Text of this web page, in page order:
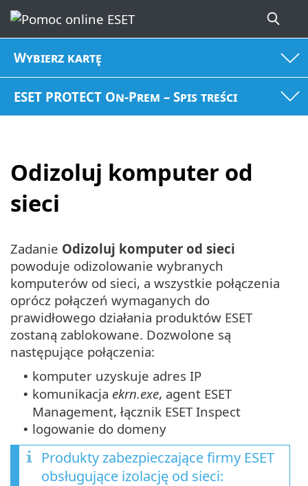
Wybierz kartę
ESET PROTECT On-Prem – Spis treści
Odizoluj komputer od
sieci
Zadanie Odizoluj komputer od sieci
powoduje odizolowanie wybranych
komputerów od sieci, a wszystkie połączenia
oprócz połączeń wymaganych do
prawidłowego działania produktów ESET
zostaną zablokowane. Dozwolone są
następujące połączenia:
• komputer uzyskuje adres IP
• komunikacja ekrn.exe, agent ESET
Management, łącznik ESET Inspect
• logowanie do domeny
Produkty zabezpieczające firmy ESET
obsługujące izolację od sieci: